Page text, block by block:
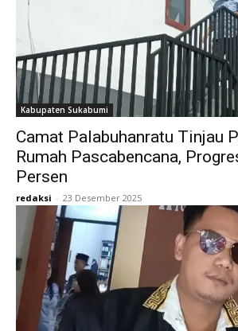
Kabupaten Sukabumi
Camat Palabuhanratu Tinjau
Rumah Pascabencana,
Persen
redaksi - 23 Desember 2025